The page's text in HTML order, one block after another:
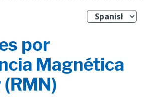
por
Magnética